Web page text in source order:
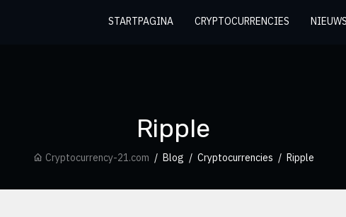
STARTPAGINA CRYPTOCURRENCIES NIEUWS
Ripple
Cryptocurrency-21.com Blog Cryptocurrencies Ripple